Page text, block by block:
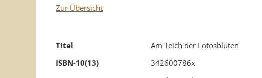
Zur Übersicht
Titel
Am Teich der Lotosblüten
ISBN-10(13)
342600786x